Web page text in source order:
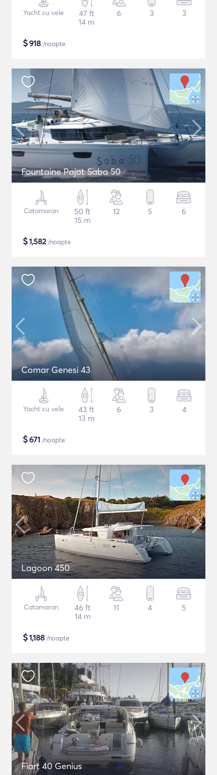
Yacht cu vele
47 ft
14 m
6 3 3
$918 /noapte
Fountaine Pajot Saba 50
Catamaran
50 ft
15 m
12 5 6
$1,582/noapte
Comar Genesi 43
Yacht cu vele
43 ft
13 m
6 3 4
$671 /noapte
Lagoon 450
Catamaran
46 ft
14 m
11 4 5
$1,188 /noapte
Fiart 40 Genius